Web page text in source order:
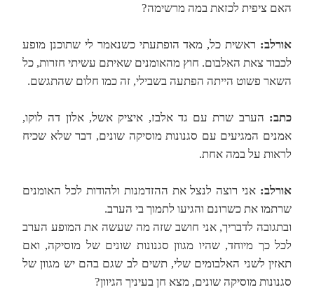
האם ציפית לכזאת במה מרשימה?
אורלב: ראשית כל, מאד הופתעתי כשנאמר לי שתוכנן מופע
לכבוד צאת האלבום. חוץ מהאומנים שאיתם עשיתי חזרות, כל
השאר פשוט הייתה הפתעה בשבילי, זה כמו חלום שהתגשם.
כתב: הערב שרת עם גד אלבז, איציק אשל, אלון דה לוקו,
אמנים המגיעים עם סגנונות מוסיקה שונים, דבר שלא שכיח
לראות על במה אחת.
אורלב: אני רוצה לנצל את ההזדמנות ולהודות לכל האומנים
שרתמו את כשרונם והגיעו לתמוך בי הערב.
ובתגובה לדבריך, אני חושב שזה מה שעשה את המופע הערב
לכל כך מיוחד, שהיו מגוון סגנונות שונים של מוסיקה, ואם
תאזין לשני האלבומים שלי, תשים לב שגם בהם יש מגוון של
סגנונות מוסיקה שונים, מצא חן בעיניך הגיוון?